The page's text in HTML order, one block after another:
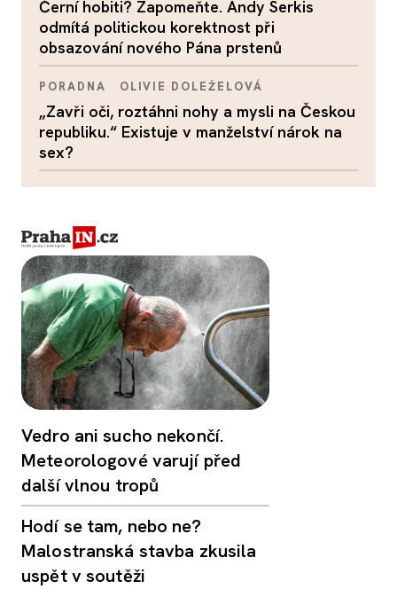
Černí hobiti? Zapomeňte. Andy Serkis
odmítá politickou korektnost při
obsazování nového Pána prstenů
PORADNA OLIVIE DOLEŽELOVÁ
„Zavři oči, roztáhni nohy a mysli na Českou
republiku.“ Existuje v manželství nárok na
sex?
Vedro ani sucho nekončí.
Meteorologové varují před
další vlnou tropů
Hodí se tam, nebo ne?
Malostranská stavba zkusila
uspět v soutěži